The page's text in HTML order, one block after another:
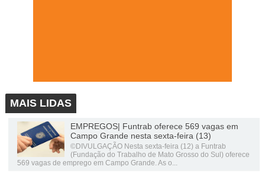
MAIS LIDAS
EMPREGOS| Funtrab oferece 569 vagas em
Campo Grande nesta sexta-feira (13)
©DIVULGAÇÃO Nesta sexta-feira (12) a Funtrab
(Fundação do Trabalho de Mato Grosso do Sul) oferece
569 vagas de emprego em Campo Grande. As o...